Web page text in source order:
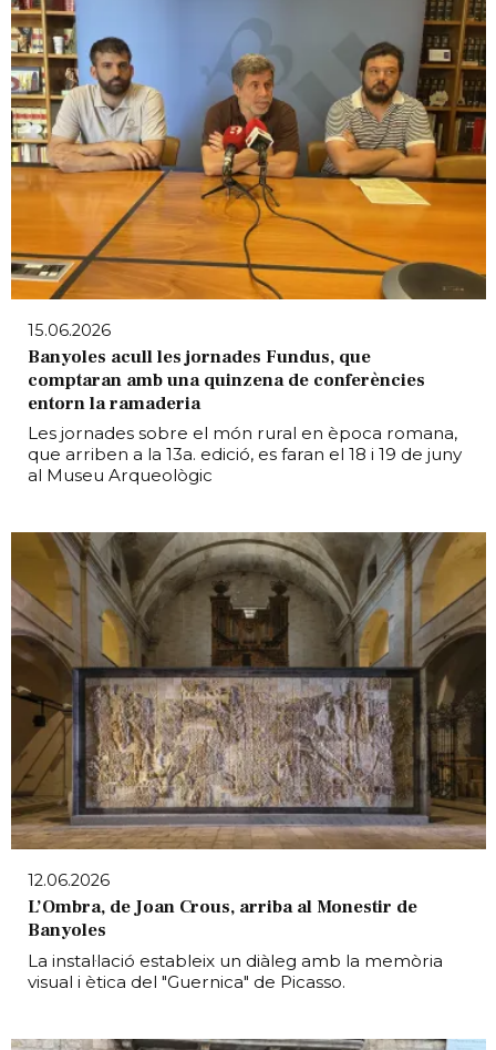
15.06.2026
Banyoles acull les jornades Fundus, que
comptaran amb una quinzena de conferències
entorn la ramaderia
Les jornades sobre el món rural en època romana,
que arriben a la 13a. edició, es faran el 18 i 19 de juny
al Museu Arqueològic
12.06.2026
L’Ombra, de Joan Crous, arriba al Monestir de
Banyoles
La instal·lació estableix un diàleg amb la memòria
visual i ètica del "Guernica" de Picasso.